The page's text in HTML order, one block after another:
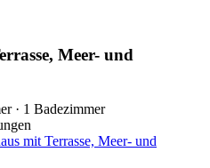
Meer- und
· 1 Badezimmer
mit Terrasse, Meer- und